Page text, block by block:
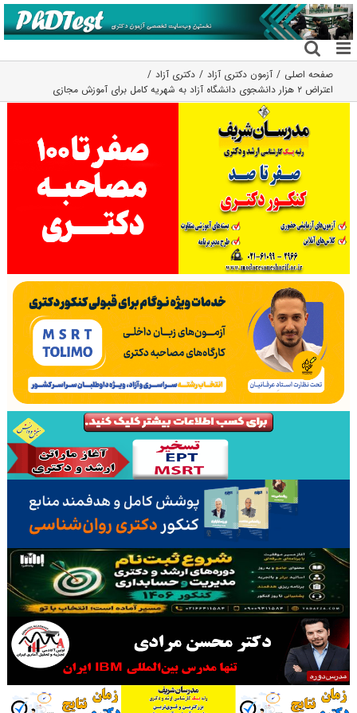
رفتن
به
محتوا
صفحه اصلی آزمون دکتری آزاد
دکتری آزاد
اعتراض ۲ هزار دانشجوی دانشگاه آزاد به شهریه کامل برای آموزش مجازی